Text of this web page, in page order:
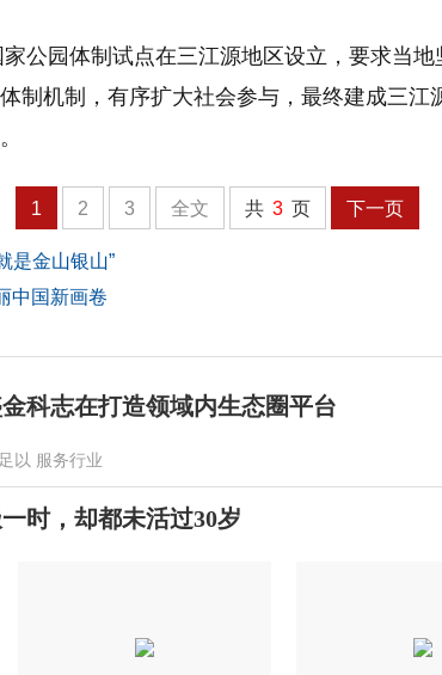
公园体制试点在三江源地区设立，要求当
制机制，有序扩大社会参与，最终建成三江
1 2 3 全文 共 3 页 下一页
是金山银山”
中国新画卷
科志在打造领域内生态圈平台
以 服务行业
时，却都未活过30岁